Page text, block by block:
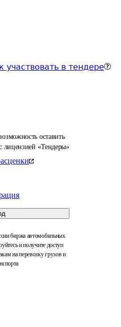
участвовать в тендере
оставить
лицензией «Тендеры»
биржа автомобильных
и получите доступ
на перевозку грузов и